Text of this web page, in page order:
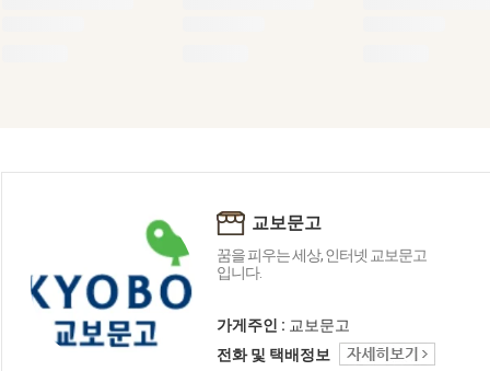
교보문고
꿈을 피우는 세상, 인터넷 교보문고
입니다.
가게주인 : 교보문고
전화 및 택배정보